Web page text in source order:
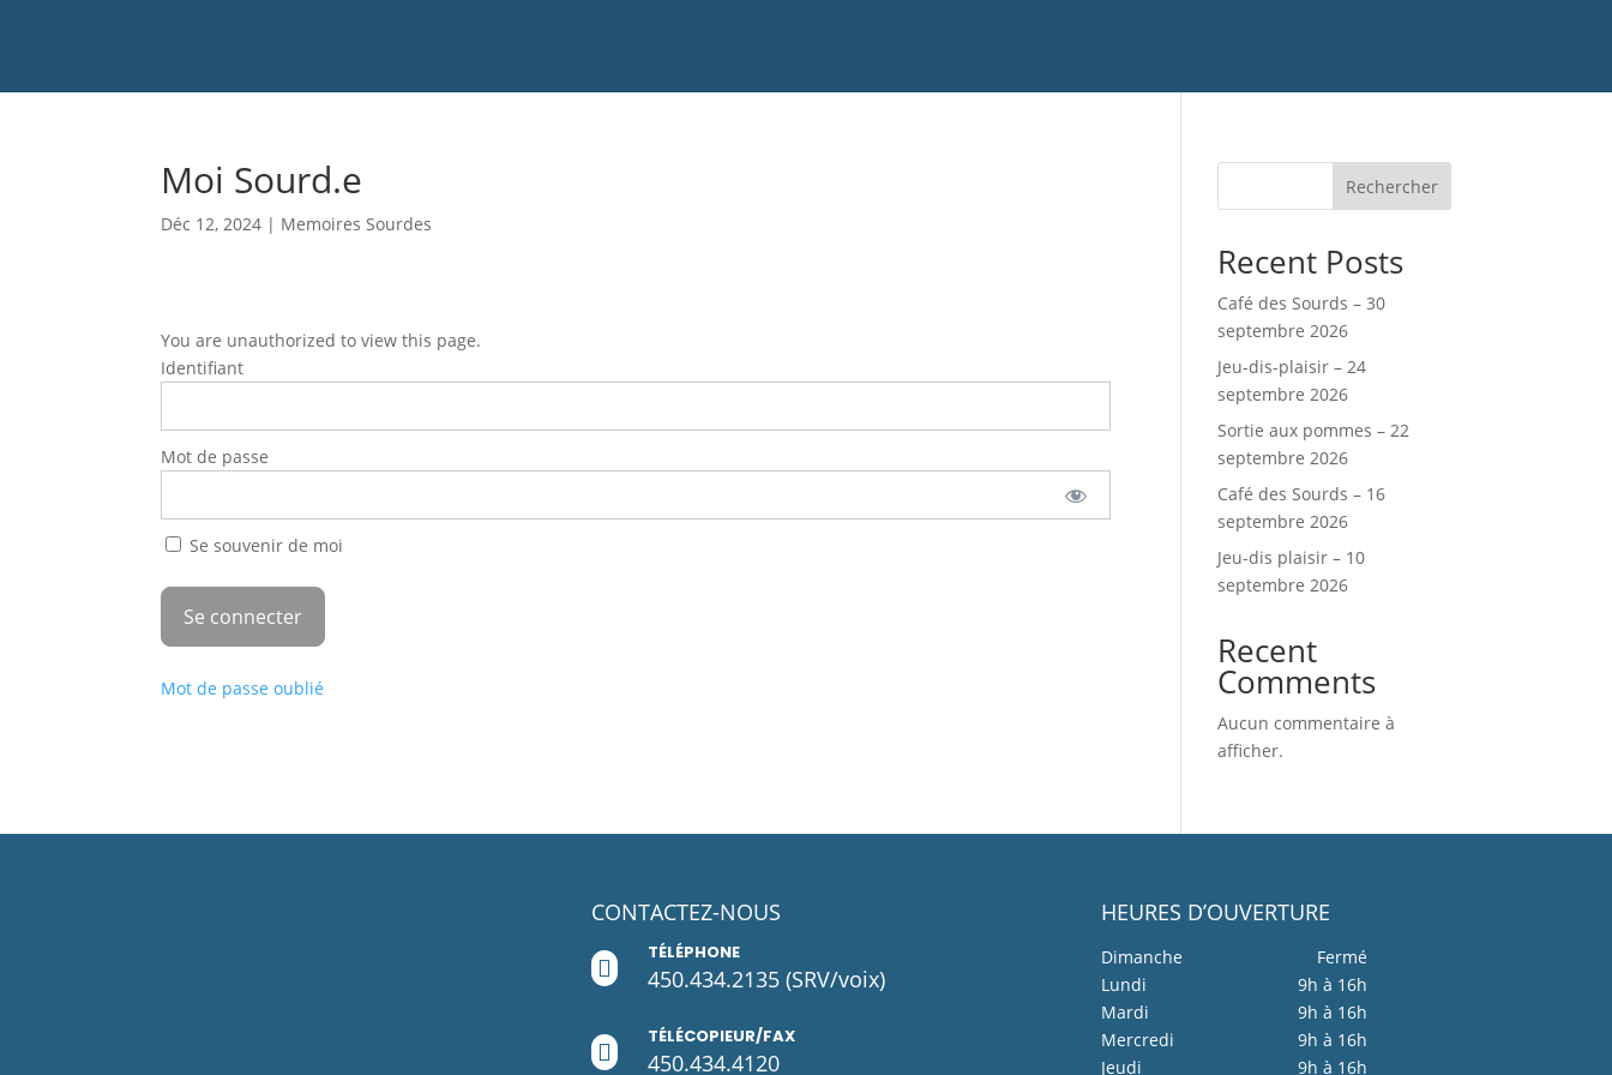
Moi Sourd.e
Déc 12, 2024 | Memoires Sourdes
You are unauthorized to view this page.
Identifiant
Mot de passe
Se souvenir de moi
Mot de passe oublié
Rechercher
Recent Posts
Café des Sourds – 30
septembre 2026
Jeu-dis-plaisir – 24
septembre 2026
Sortie aux pommes – 22
septembre 2026
Café des Sourds – 16
septembre 2026
Jeu-dis plaisir – 10
septembre 2026
Recent
Comments
Aucun commentaire à
afficher.
CONTACTEZ-NOUS

TÉLÉPHONE
450.434.2135 (SRV/voix)

TÉLÉCOPIEUR/FAX
450.434.4120
HEURES D’OUVERTURE
Dimanche
Fermé
Lundi
9h à 16h
Mardi
9h à 16h
Mercredi
9h à 16h
Jeudi
9h à 16h